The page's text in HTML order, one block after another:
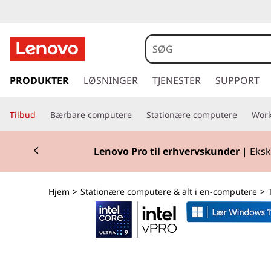
h
n
k
e
p
n
g
l
PRODUKTER LØSNINGER TJENESTER SUPPORT
Tilbud Bærbare computere Stationære computere
Lenovo Pro til erhvervskunder |
Currently displaying item 2 of 2
Hjem > Stationære computere & alt i en-computere >